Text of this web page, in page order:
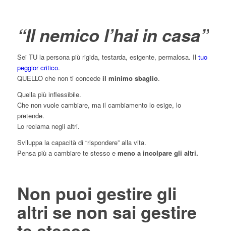
“Il nemico l’hai in casa”
Sei TU la persona più rigida, testarda, esigente, permalosa. Il tuo
peggior critico.
QUELLO che non ti concede il minimo sbaglio.
Quella più inflessibile.
Che non vuole cambiare, ma il cambiamento lo esige, lo
pretende.
Lo reclama negli altri.
Sviluppa la capacità di “rispondere” alla vita.
Pensa più a cambiare te stesso emeno a incolpare gli altri.
Non puoi gestire gli
altri se non sai gestire